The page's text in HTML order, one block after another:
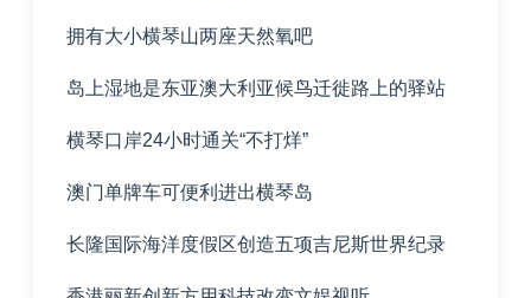
拥有大小横琴山两座天然氧吧
岛上湿地是东亚澳大利亚候鸟迁徙路上的驿站
横琴口岸24小时通关“不打烊”
澳门单牌车可便利进出横琴岛
长隆国际海洋度假区创造五项吉尼斯世界纪录